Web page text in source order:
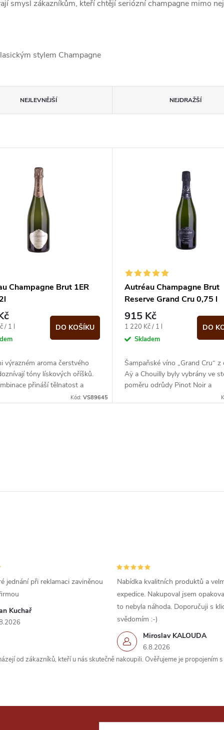
smysl zákazníkům, kteří chtějí seriózní champagne mimo
stylem Champagne
NEJLEVNĚJŠÍ NEJDRAŽŠÍ
Champagne Brut 1ER
/ 1 l
DO KOŠÍKU
výrazném aroma čerstvého
tóny lískových oříšků.
přináší tělnatost a
Kód: VS89645
Autréau Champagne Brut
Reserve Grand Cru 0,75 l
915 Kč
Měrná
cena:
1 220 Kč / 1 l
Skladem
DO
Šampaňské víno „Grand Cru“ z
Aÿ a Chouilly byly vybrány ve
poměru odrůdy Pinot Noir a
Kuchař
jednání při reklamaci zaviněnou
Miroslav KALOUDA
6.8.2026
Nabídka kvalitních produktů a
expedice. Nakupoval jsem
to nebyla náhoda. Doporučuji s
svědomím :-)
od zákazníků, kteří u nás skutečně nakoupili. Ověřujeme je propojením